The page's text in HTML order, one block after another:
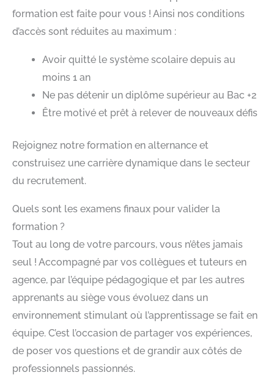
formation est faite pour vous ! Ainsi nos conditions
d’accès sont réduites au maximum :
Avoir quitté le système scolaire depuis au
moins 1 an
Ne pas détenir un diplôme supérieur au Bac +2
Être motivé et prêt à relever de nouveaux défis
Rejoignez notre formation en alternance et
construisez une carrière dynamique dans le secteur
du recrutement.
Quels sont les examens finaux pour valider la
formation ?
Tout au long de votre parcours, vous n’êtes jamais
seul ! Accompagné par vos collègues et tuteurs en
agence, par l’équipe pédagogique et par les autres
apprenants au siège vous évoluez dans un
environnement stimulant où l’apprentissage se fait en
équipe. C’est l’occasion de partager vos expériences,
de poser vos questions et de grandir aux côtés de
professionnels passionnés.